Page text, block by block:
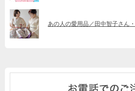
あの人の愛用品／田中智子さん